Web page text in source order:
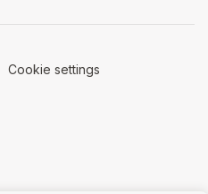
(opens in a new tab)
Cookie settings